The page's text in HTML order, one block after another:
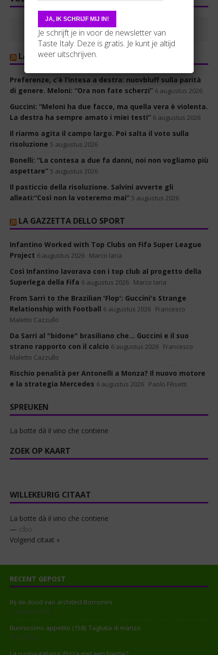
LA REPUBBLICA
Preferenze, c’è l’intesa a destra: nuovbluff sulla parità
di genere. Meloni: “Ora non fate scherzi” 6 augustus 2026
Guccini: “Meloni ha due facce, ma quella vera è violenta.
La destra ha sempre amato i miei testi” 6 augustus 2026
Il riarmo agita il campo largo. Poi salta il voto sulla
risoluzione 5 augustus 2026
Bonelli: “La contesa a due fa danni, noi non vogliamo più
aspettare” 5 augustus 2026
Il pasticcio della risoluzione. Salvini avverte gli
alleati:“Così non la voteremo mai” 5 augustus 2026
LA GAZZETTA DELLO SPORT
Infantino Worked with Top Clubs on Fifa Super League
Project 6 augustus 2026 Marco Iaria
Così Infantino lavorava con i top club al progetto della
Superlega della Fifa 6 augustus 2026 Marco Iaria
From Sarri to the Brazilian 'Flop': Guccini's Strange
Relationship with Football 6 augustus 2026 Francesco
Maletto Cazzullo
Da Sarri al "bidone" brasiliano che... Guccini e il suo
strano rapporto con il calcio 6 augustus 2026 Francesco
Maletto Cazzullo
Rischio penalità per Antonelli a Monza? Il nuovo motore
e la strategia Mercedes 6 augustus 2026 Paolo Filisetti
SPREUKEN
La botte dà il vino che contiene
ZOEK OP KAART
WILLEKEURIG CITAAT
La botte dà il vino che contiene
— cibo
Volgend citaat »
RECENT GEPOST
Bij de dood van architect Borromini
1 augustus 2026
Buonissimo appetito (158): Tagliata di manzo
31 juli 2026
Je schrijft je in voor de newsletter van
Taste Italy. Deze is gratis. Je kunt je altijd
weer uitschrijven.